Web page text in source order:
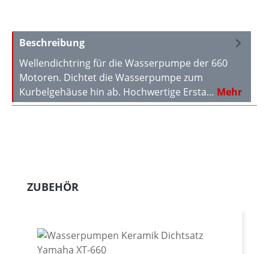
Beschreibung
Wellendichtring für die Wasserpumpe der 660
Motoren. Dichtet die Wasserpumpe zum
Kurbelgehäuse hin ab. Hochwertige Ersta… Mehr
Produktgalerie überspringen
ZUBEHÖR